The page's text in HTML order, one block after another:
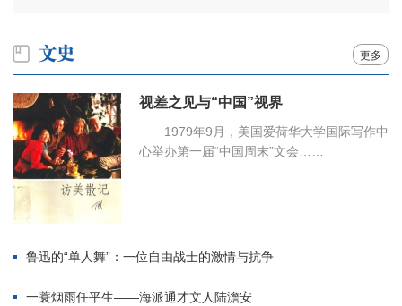
更多
视差之见与“中国”视界
1979年9月，美国爱荷华大学国际写作中
心举办第一届“中国周末”文会……
鲁迅的“单人舞”：一位自由战士的激情与抗争
一蓑烟雨任平生——海派通才文人陆澹安